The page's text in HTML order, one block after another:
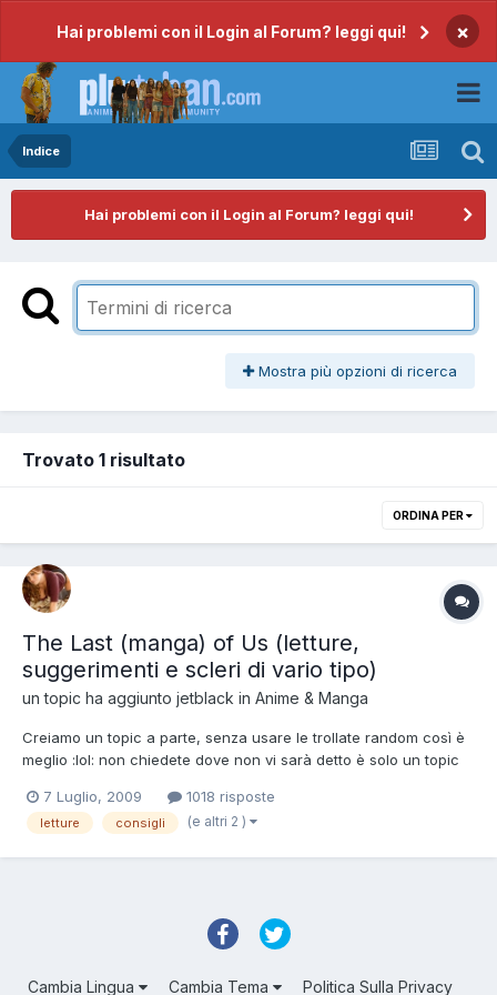
Hai problemi con il Login al Forum? leggi qui! ×
Indice
Hai problemi con il Login al Forum? leggi qui!
Mostra più opzioni di ricerca
Trovato 1 risultato
ORDINA PER
The Last (manga) of Us (letture,
suggerimenti e scleri di vario tipo)
un topic ha aggiunto jetblack in Anime & Manga
Creiamo un topic a parte, senza usare le trollate random così è
meglio :lol: non chiedete dove non vi sarà detto è solo un topic
tradotti e i primi 4 capitoli del terzo (nonché ultimo volume)
sempre di Manabe hann...
7 Luglio, 2009 1018 risposte
letture consigli (e altri 2 )
Cambia Lingua Cambia Tema Politica Sulla Privacy